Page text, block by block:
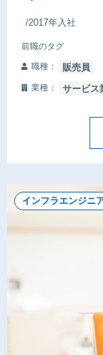
/2017年入社
前職のタグ
職種：
販売員
業種： サービス
インフラエンジニ